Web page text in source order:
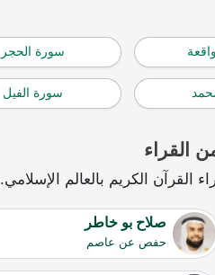
سورة الحجر
سورة الفيل
القراء
الكريم بالعالم الإسلامي.
صلاح بو خاطر
حفص عن عاصم